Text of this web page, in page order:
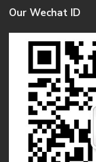
Our Wechat ID